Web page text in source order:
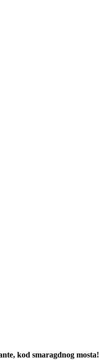
kod smaragdnog mosta!